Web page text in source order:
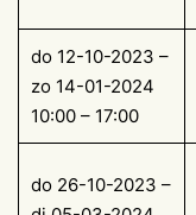
do 12-10-2023 –
zo 14-01-2024
10:00 – 17:00
do 26-10-2023 –